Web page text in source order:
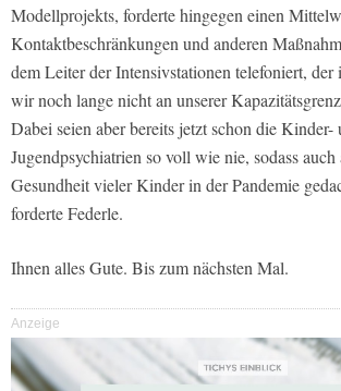
Modellprojekts, forderte hingegen einen
Kontaktbeschränkungen und anderen
dem Leiter der Intensivstationen telefoniert, der
wir noch lange nicht an unserer
Dabei seien aber bereits jetzt schon die Kinder-
Jugendpsychiatrien so voll wie nie, sodass
Gesundheit vieler Kinder in der Pandemie
forderte Federle.
Ihnen alles Gute. Bis zum nächsten Mal.
Anzeige